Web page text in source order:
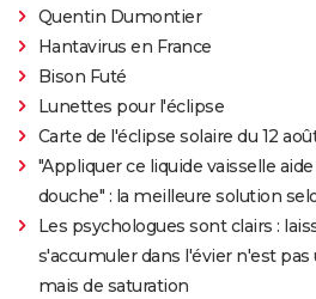
Quentin Dumontier
Hantavirus en France
Bison Futé
Lunettes pour l'éclipse
Carte de l'éclipse solaire du 12
"Appliquer ce liquide vaisselle
douche" : la meilleure solution
Les psychologues sont clairs :
s'accumuler dans l'évier n'est pas
mais de saturation